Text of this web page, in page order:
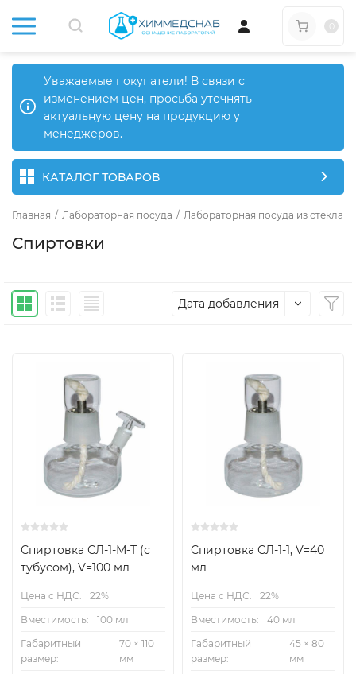
Уважаемые покупатели! В связи с
изменением цен, просьба уточнять
актуальную цену на продукцию у
менеджеров.
КАТАЛОГ ТОВАРОВ
Главная / Лабораторная посуда / Лабораторная посуда из стекла
Спиртовки
Дата добавления
Спиртовка СЛ-1-М-Т (с
тубусом), V=100 мл
Цена с НДС:
22%
Вместимость:
100 мл
Габаритный
размер:
70 × 110
мм
Спиртовка СЛ-1-1, V=40
мл
Цена с НДС:
22%
Вместимость:
40 мл
Габаритный
размер:
45 × 80
мм